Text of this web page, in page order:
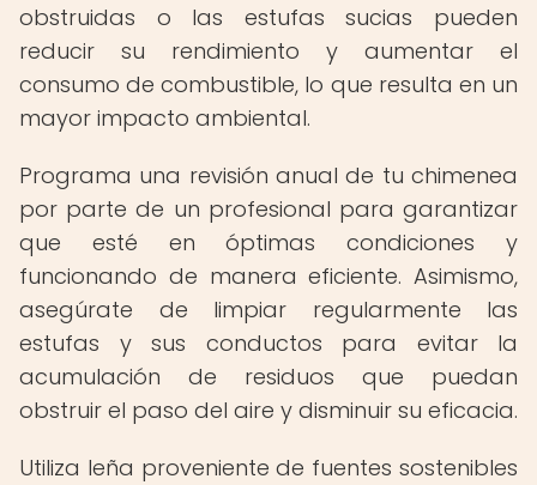
obstruidas o las estufas sucias pueden
reducir su rendimiento y aumentar el
consumo de combustible, lo que resulta en un
mayor impacto ambiental.
Programa una revisión anual de tu chimenea
por parte de un profesional para garantizar
que esté en óptimas condiciones y
funcionando de manera eficiente. Asimismo,
asegúrate de limpiar regularmente las
estufas y sus conductos para evitar la
acumulación de residuos que puedan
obstruir el paso del aire y disminuir su eficacia.
Utiliza leña proveniente de fuentes sostenibles